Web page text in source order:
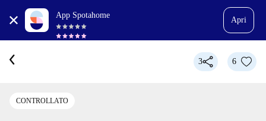
App Spotahome
Apri
3 6
CONTROLLATO